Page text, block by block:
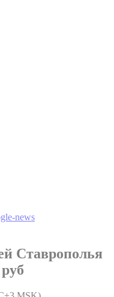
news
Ставрополья